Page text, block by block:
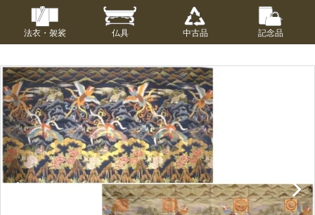
七条袈裟
修多羅
五条袈裟
色衣・裳附
法衣・袈裟
七条袈裟 修多羅
五条袈裟 色衣・裳附
黒衣・直綴 布袍・間衣
襦袢・裾除け
記念品
経本入・念珠入・式
章入
ふくさ・風呂敷
中啓・扇子 収納
記念品・おつかいも
の
書籍
仏具
御本尊・御掛軸 宮殿・厨子・須弥壇
卓類・常香盤・礼盤 天蓋・瓔珞・吊金具
灯明具・灯明準備用
品
金香炉・花瓶・火立
土香炉・香炉台・香
仏器・供笥・供物
中古品
中古品 アウトレット